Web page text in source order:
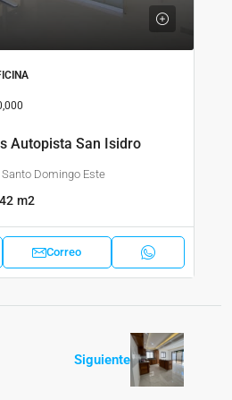
Autopista San Isidro
Domingo Este
m2
Correo
Siguiente